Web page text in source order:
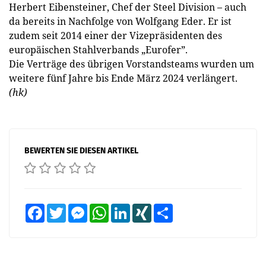
Herbert Eibensteiner, Chef der Steel Division – auch
da bereits in Nachfolge von Wolfgang Eder. Er ist
zudem seit 2014 einer der Vizepräsidenten des
europäischen Stahlverbands „Eurofer”.
Die Verträge des übrigen Vorstandsteams wurden um
weitere fünf Jahre bis Ende März 2024 verlängert.
(hk)
BEWERTEN SIE DIESEN ARTIKEL
FacebookTwitter MessengerWhatsAppLinkedInXING